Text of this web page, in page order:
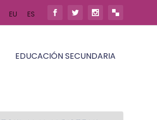
EU ES
EDUCACIÓN SECUNDARIA